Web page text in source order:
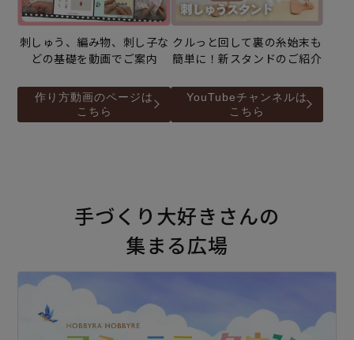
刺しゅう、編み物、刺し子な
どの基礎を動画でご案内
作り方動画のページは
こちら
クルっと回して裏の糸始末も
簡単に！新スタンドのご紹介
YouTubeチャンネルは
こちら
手づくり大好きさんの
集まる広場